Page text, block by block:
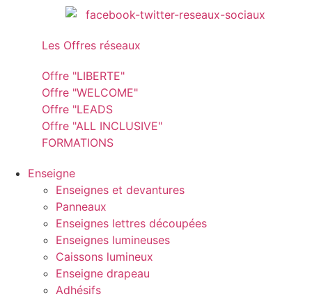
Les Offres réseaux
Offre "LIBERTE"
Offre "WELCOME"
Offre "LEADS
Offre "ALL INCLUSIVE"
FORMATIONS
Enseigne
Enseignes et devantures
Panneaux
Enseignes lettres découpées
Enseignes lumineuses
Caissons lumineux
Enseigne drapeau
Adhésifs